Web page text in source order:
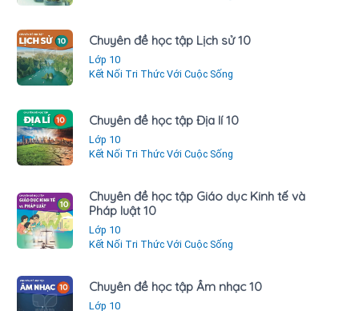
Chuyên đề học tập Lịch sử 10
Lớp 10
Kết Nối Tri Thức Với Cuộc Sống
Chuyên đề học tập Địa lí 10
Lớp 10
Kết Nối Tri Thức Với Cuộc Sống
Chuyên đề học tập Giáo dục Kinh tế và
Pháp luật 10
Lớp 10
Kết Nối Tri Thức Với Cuộc Sống
Chuyên đề học tập Âm nhạc 10
Lớp 10